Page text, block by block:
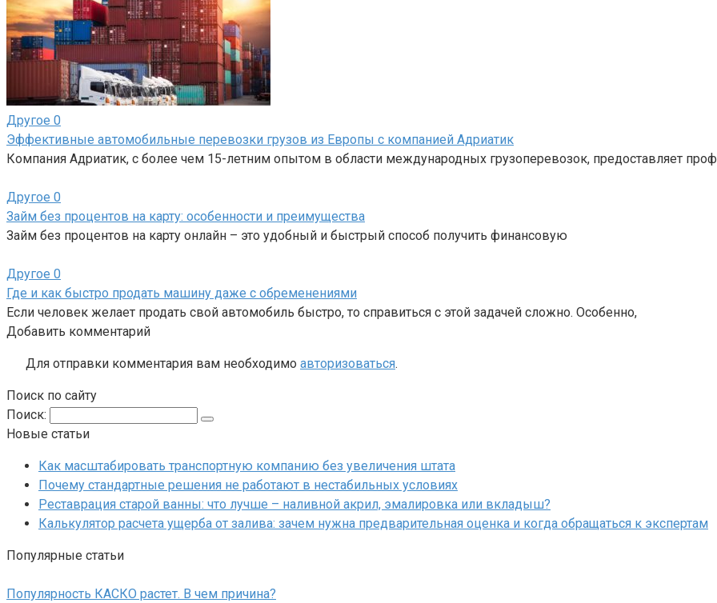
Другое 0
Эффективные автомобильные перевозки грузов из Европы с компанией Адриатик
Компания Адриатик, с более чем 15-летним опытом в области международных грузоперевозок, предоставляет
Другое 0
Займ без процентов на карту: особенности и преимущества
Займ без процентов на карту онлайн – это удобный и быстрый способ получить финансовую
Другое 0
Где и как быстро продать машину даже с обременениями
Если человек желает продать свой автомобиль быстро, то справиться с этой задачей сложно. Особенно,
Добавить комментарий
Для отправки комментария вам необходимо авторизоваться.
Поиск по сайту
Поиск:
Новые статьи
Как масштабировать транспортную компанию без увеличения штата
Почему стандартные решения не работают в нестабильных условиях
Реставрация старой ванны: что лучше – наливной акрил, эмалировка или вкладыш?
Калькулятор расчета ущерба от залива: зачем нужна предварительная оценка и когда обращаться к экспертам
Популярные статьи
Популярность КАСКО растет. В чем причина?